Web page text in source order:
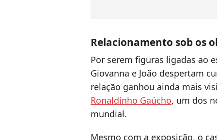
Relacionamento sob os
Por serem figuras ligadas ao
Giovanna e João despertam
relação ganhou ainda mais
Ronaldinho Gaúcho, um dos
mundial.
Mesmo com a exposição, o